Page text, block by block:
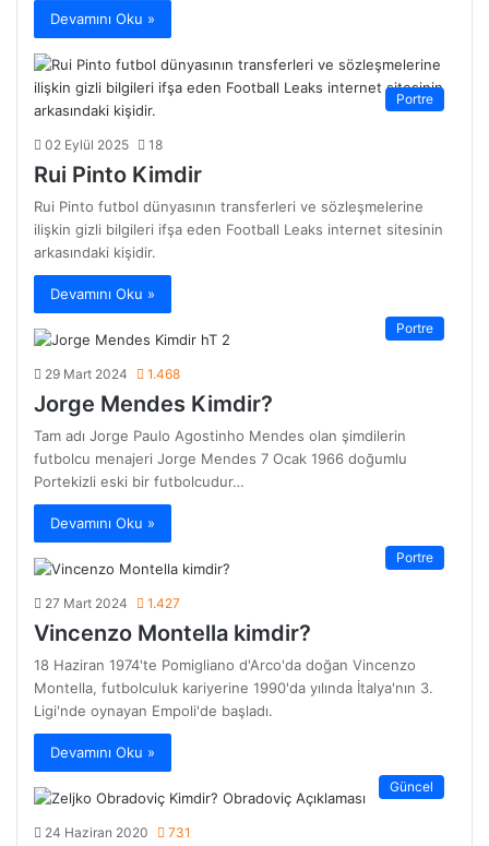
Devamını Oku »
Portre
02 Eylül 2025 18
Rui Pinto Kimdir
Rui Pinto futbol dünyasının transferleri ve sözleşmelerine
ilişkin gizli bilgileri ifşa eden Football Leaks internet sitesinin
arkasındaki kişidir.
Devamını Oku »
Portre
29 Mart 2024 1.468
Jorge Mendes Kimdir?
Tam adı Jorge Paulo Agostinho Mendes olan şimdilerin
futbolcu menajeri Jorge Mendes 7 Ocak 1966 doğumlu
Portekizli eski bir futbolcudur…
Devamını Oku »
Portre
27 Mart 2024 1.427
Vincenzo Montella kimdir?
18 Haziran 1974'te Pomigliano d'Arco'da doğan Vincenzo
Montella, futbolculuk kariyerine 1990'da yılında İtalya'nın 3.
Ligi'nde oynayan Empoli'de başladı.
Devamını Oku »
Güncel
24 Haziran 2020 731